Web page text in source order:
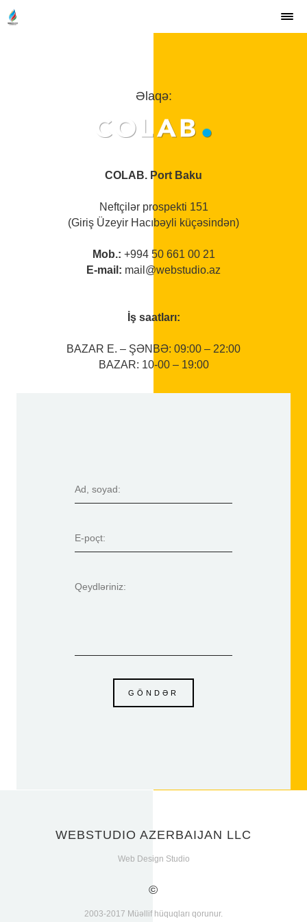
Əlaqə:
COLAB. Port Baku
Neftçilər prospekti 151
(Giriş Üzeyir Hacıbəyli küçəsindən)
Mob.: +994 50 661 00 21
E-mail: mail@webstudio.az
İş saatları:
BAZAR E. – ŞƏNBƏ: 09:00 – 22:00
BAZAR: 10-00 – 19:00
GÖNDƏR
WEBSTUDIO AZERBAIJAN LLC
Web Design Studio
©
2003-2017 Müəllif hüquqları qorunur.